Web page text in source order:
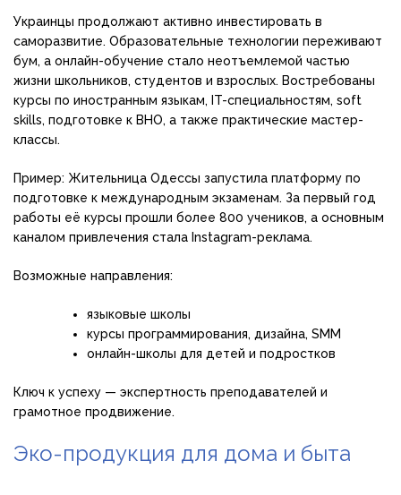
Украинцы продолжают активно инвестировать в
саморазвитие. Образовательные технологии переживают
бум, а онлайн-обучение стало неотъемлемой частью
жизни школьников, студентов и взрослых. Востребованы
курсы по иностранным языкам, IT-специальностям, soft
skills, подготовке к ВНО, а также практические мастер-
классы.
Пример: Жительница Одессы запустила платформу по
подготовке к международным экзаменам. За первый год
работы её курсы прошли более 800 учеников, а основным
каналом привлечения стала Instagram-реклама.
Возможные направления:
языковые школы
курсы программирования, дизайна, SMM
онлайн-школы для детей и подростков
Ключ к успеху — экспертность преподавателей и
грамотное продвижение.
Эко-продукция для дома и быта